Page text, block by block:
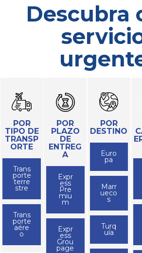
Descubra
POR
TIPO DE
TRANSP
ORTE
Trans
porte
terre
stre
Trans
porte
aére
o
POR
PLAZO
DE
ENTREG
A
Expr
ess
Pre
miu
m
Expr
ess
Grou
page
POR
DESTINO
Euro
pa
Marr
ueco
s
Turq
uía